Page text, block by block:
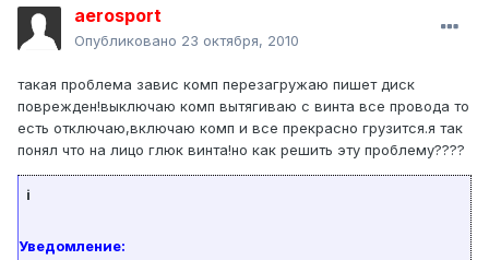
aerosport
Опубликовано 23 октября, 2010
такая проблема завис комп перезагружаю пишет диск
поврежден!выключаю комп вытягиваю с винта все провода то
есть отключаю,включаю комп и все прекрасно грузится.я так
понял что на лицо глюк винта!но как решить эту проблему????
i
Уведомление: